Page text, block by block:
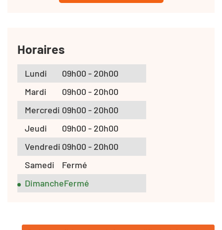
Horaires
Lundi
09h00 - 20h00
Mardi
09h00 - 20h00
Mercredi 09h00 - 20h00
Jeudi
09h00 - 20h00
Vendredi 09h00 - 20h00
Samedi
Fermé
DimancheFermé